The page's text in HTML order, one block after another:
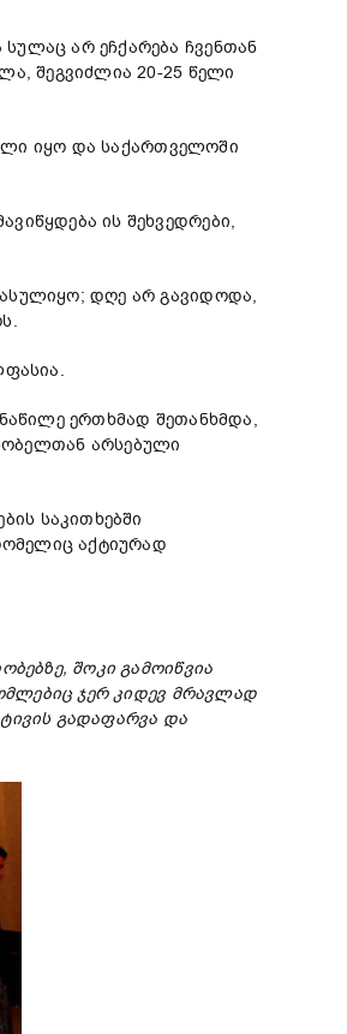
არ ეჩქარება ჩვენთან
შეგვიძლია 20-25 წელი
იყო და საქართველოში
ის შეხვედრები,
დღე არ გავიდოდა,
ერთხმად შეთანხმდა,
არსებული
საკითხებში
აქტიურად
შოკი გამოიწვია
ჯერ კიდევ მრავლად
გადაფარვა და